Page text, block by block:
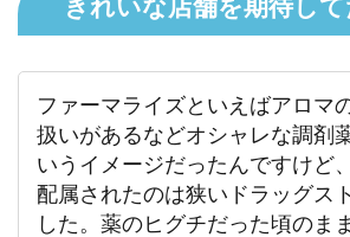
ファーマライズといえばアロマ
扱いがあるなどオシャレな調剤
いうイメージだったんですけど
配属されたのは狭いドラッグス
した。薬のヒグチだった頃のま